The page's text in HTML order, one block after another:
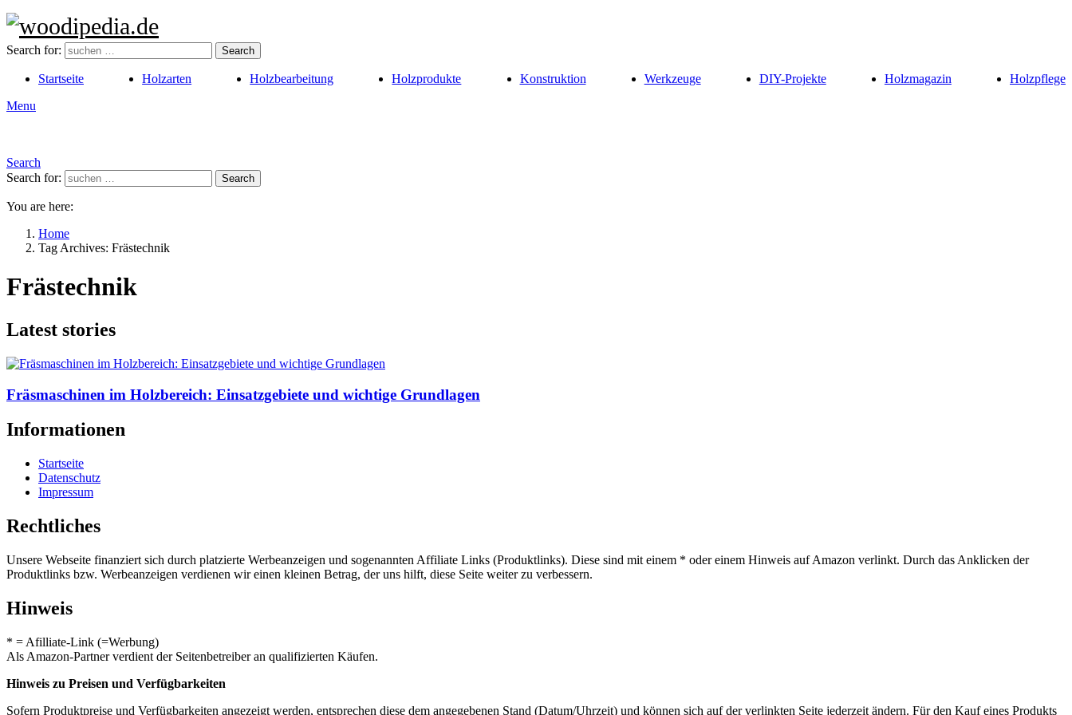
Search for: Search
Startseite Holzarten Holzbearbeitung Holzprodukte Konstruktion Werkzeuge DIY-Projekte Holzmagazin
Holzpflege
Menu
Search
Search for:
Search
You are here:
Home
Tag Archives: Frästechnik
Frästechnik
Latest stories
Fräsmaschinen im Holzbereich: Einsatzgebiete und wichtige Grundlagen
Informationen
Startseite
Datenschutz
Impressum
Rechtliches
Unsere Webseite finanziert sich durch platzierte Werbeanzeigen und sogenannten Affiliate Links (Produktlinks). Diese sind mit einem * oder einem Hinweis auf Amazon verlinkt. Durch das Anklicken der
Produktlinks bzw. Werbeanzeigen verdienen wir einen kleinen Betrag, der uns hilft, diese Seite weiter zu verbessern.
Hinweis
* = Afilliate-Link (=Werbung)
Als Amazon-Partner verdient der Seitenbetreiber an qualifizierten Käufen.
Hinweis zu Preisen und Verfügbarkeiten
Sofern Produktpreise und Verfügbarkeiten angezeigt werden, entsprechen diese dem angegebenen Stand (Datum/Uhrzeit) und können sich auf der verlinkten Seite jederzeit ändern. Für den Kauf eines Produkts